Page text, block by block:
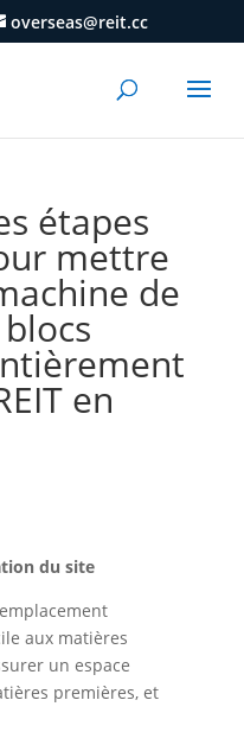
overseas@reit.cc
étapes
mettre
de
en
du site
aux matières
un espace
premières, et